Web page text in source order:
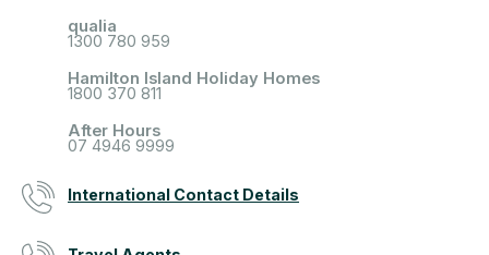
qualia
1300 780 959
Hamilton Island Holiday Homes
1800 370 811
After Hours
07 4946 9999
International Contact Details